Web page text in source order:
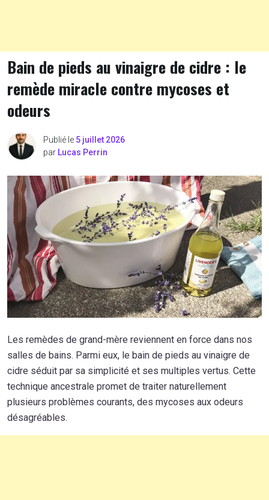
Bain de pieds au vinaigre de cidre : le
remède miracle contre mycoses et
odeurs
Publié le 5 juillet 2026
par Lucas Perrin
Les remèdes de grand-mère reviennent en force dans nos
salles de bains. Parmi eux, le bain de pieds au vinaigre de
cidre séduit par sa simplicité et ses multiples vertus. Cette
technique ancestrale promet de traiter naturellement
plusieurs problèmes courants, des mycoses aux odeurs
désagréables.